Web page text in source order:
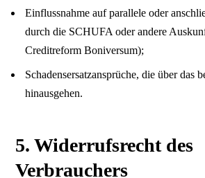
Einflussnahme auf parallele oder
durch die SCHUFA oder andere
Creditreform Boniversum);
Schadensersatzansprüche, die über das
hinausgehen.
5. Widerrufsrecht des
Verbrauchers